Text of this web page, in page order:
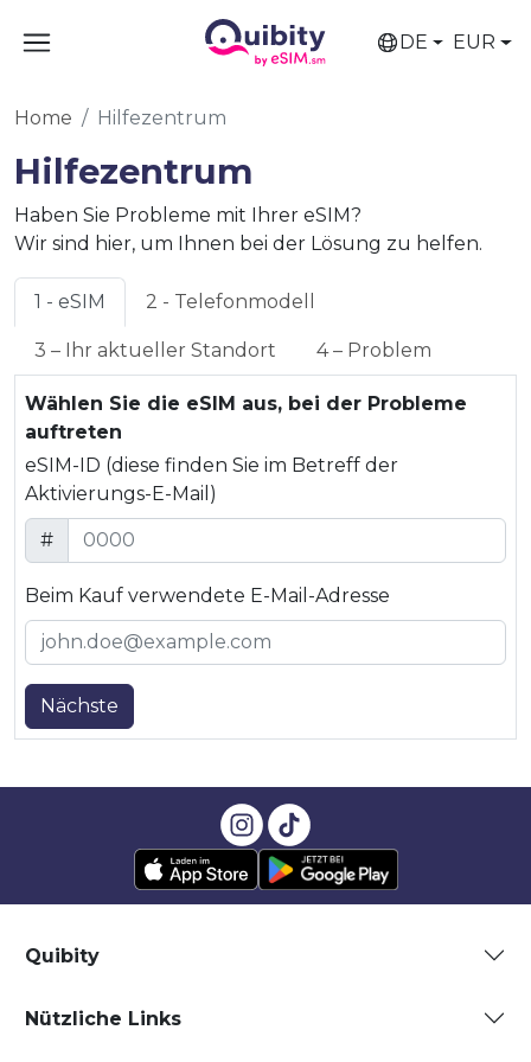
DE EUR
Home Hilfezentrum
Hilfezentrum
Haben Sie Probleme mit Ihrer eSIM?
Wir sind hier, um Ihnen bei der Lösung zu helfen.
1 - eSIM 2 - Telefonmodell
3 – Ihr aktueller Standort 4 – Problem
Wählen Sie die eSIM aus, bei der Probleme
auftreten
eSIM-ID (diese finden Sie im Betreff der
Aktivierungs-E-Mail)
#
Beim Kauf verwendete E-Mail-Adresse
Nächste
Quibity
Nützliche Links